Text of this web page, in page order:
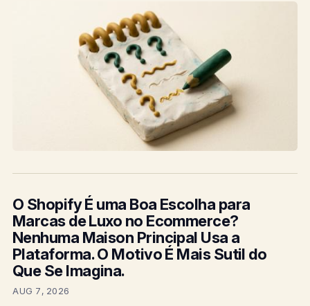
O Shopify É uma Boa Escolha para
Marcas de Luxo no Ecommerce?
Nenhuma Maison Principal Usa a
Plataforma. O Motivo É Mais Sutil do
Que Se Imagina.
AUG 7, 2026